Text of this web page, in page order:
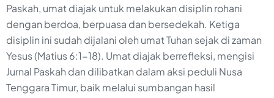
Paskah, umat diajak untuk melakukan disiplin rohani
dengan berdoa, berpuasa dan bersedekah. Ketiga
disiplin ini sudah dijalani oleh umat Tuhan sejak di zaman
Yesus (Matius 6:1-18). Umat diajak berrefleksi, mengisi
Jurnal Paskah dan dilibatkan dalam aksi peduli Nusa
Tenggara Timur, baik melalui sumbangan hasil